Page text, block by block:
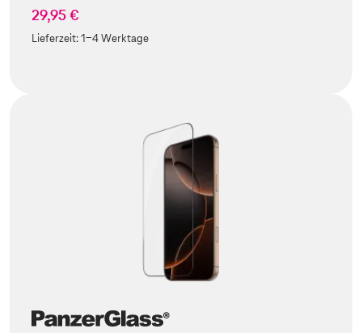
29,95 €
Lieferzeit:1-4 Werktage